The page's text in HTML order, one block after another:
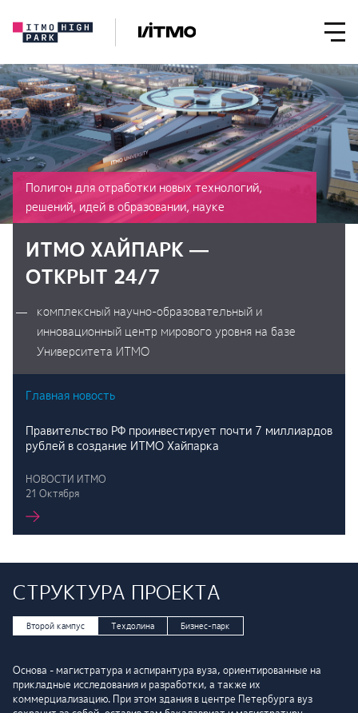
Полигон для отработки новых технологий,
решений, идей в образовании, науке
Главная новость
Правительство РФ проинвестирует почти 7 миллиардов
рублей в создание ИТМО Хайпарка
НОВОСТИ ИТМО
21 Октября
ИТМО ХАЙПАРК —
ОТКРЫТ 24/7
комплексный научно-образовательный и
инновационный центр мирового уровня на базе
Университета ИТМО
СТРУКТУРА ПРОЕКТА
Второй кампус Техдолина Бизнес-парк
Основа - магистратура и аспирантура вуза, ориентированные на
прикладные исследования и разработки, а также их
коммерциализацию. При этом здания в центре Петербурга вуз